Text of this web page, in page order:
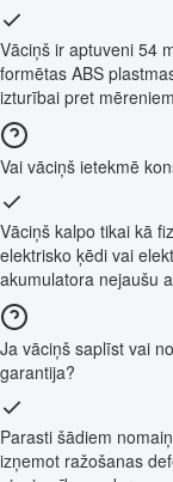
Vāciņš ir aptuveni 54
formētas ABS
izturībai pret
Vai vāciņš ietekmē
Vāciņš kalpo tikai kā
elektrisko ķēdi vai
akumulatora nejaušu
Ja vāciņš saplīst vai
garantija?
Parasti šādiem
izņemot ražošanas